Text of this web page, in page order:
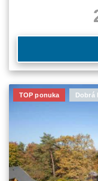
TOP ponuka Dobrá